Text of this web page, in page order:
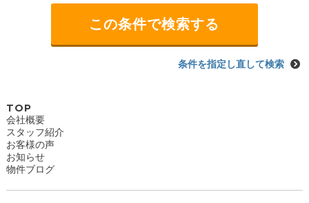
条件を指定し直して検索
TOP
会社概要
スタッフ紹介
お客様の声
お知らせ
物件ブログ